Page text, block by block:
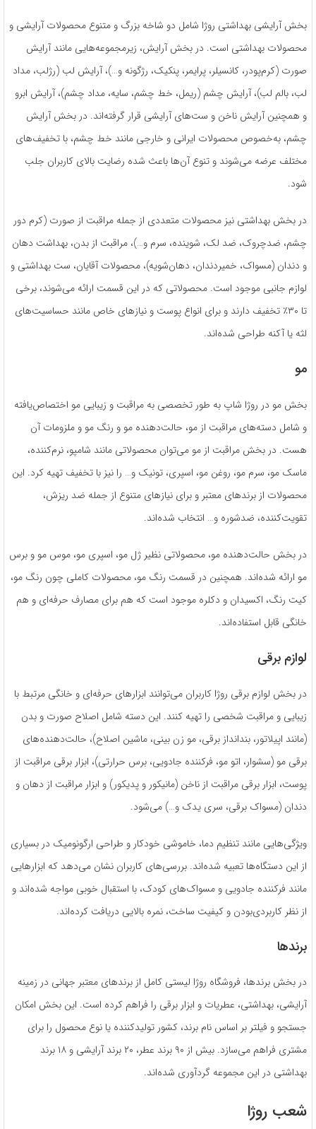
بخش آرایشی بهداشتی روژا شامل دو شاخه بزرگ و متنوع محصولات آرایشی و
محصولات بهداشتی است. در بخش آرایش، زیرمجموعه‌هایی مانند آرایش
صورت (کرم‌پودر، کانسیلر، پرایمر، پنکیک، رژگونه و…)، آرایش لب (رژلب، مداد
لب، بالم لب)، آرایش چشم (ریمل، خط چشم، سایه، مداد چشم)، آرایش ابرو
و همچنین آرایش ناخن و ست‌های آرایشی قرار گرفته‌اند. در بخش آرایش
چشم، به‌خصوص محصولات ایرانی و خارجی مانند خط چشم، با تخفیف‌های
مختلف عرضه می‌شوند و تنوع آن‌ها باعث شده رضایت بالای کاربران جلب
شود.
در بخش بهداشتی نیز محصولات متعددی از جمله مراقبت از صورت (کرم دور
چشم، ضدچروک، ضد لک، شوینده، سرم و…)، مراقبت از بدن، بهداشت دهان
و دندان (مسواک، خمیردندان، دهان‌شویه)، محصولات آقایان، ست بهداشتی و
لوازم جانبی موجود است. محصولاتی که در این قسمت ارائه می‌شوند، برخی
تا ۳۰٪ تخفیف دارند و برای انواع پوست و نیازهای خاص مانند حساسیت‌های
لثه یا آکنه طراحی شده‌اند.
مو
بخش مو در روژا شاپ به طور تخصصی به مراقبت و زیبایی مو اختصاص‌یافته
و شامل دسته‌های مراقبت از مو، حالت‌دهنده مو و رنگ مو و ملزومات آن
هست. در بخش مراقبت از مو می‌توان محصولاتی مانند شامپو، نرم‌کننده،
ماسک مو، سرم مو، روغن مو، اسپری، تونیک و… را نیز با تخفیف تهیه کرد. این
محصولات از برندهای معتبر و برای نیازهای متنوع از جمله ضد ریزش،
تقویت‌کننده، ضدشوره و… انتخاب شده‌اند.
در بخش حالت‌دهنده مو، محصولاتی نظیر ژل مو، اسپری مو، موس مو و برس
مو ارائه شده‌اند. همچنین در قسمت رنگ مو، محصولات کاملی چون رنگ مو،
کیت رنگ، اکسیدان و دکلره موجود است که هم برای مصارف حرفه‌ای و هم
خانگی قابل استفاده‌اند.
لوازم برقی
در بخش لوازم برقی روژا کاربران می‌توانند ابزارهای حرفه‌ای و خانگی مرتبط با
زیبایی و مراقبت شخصی را تهیه کنند. این دسته شامل اصلاح صورت و بدن
(مانند اپیلاتور، بندانداز برقی، مو زن بینی، ماشین اصلاح)، حالت‌دهنده‌های
برقی مو (سشوار، اتو مو، فرکننده جادویی، برس حرارتی)، ابزار برقی مراقبت از
پوست، ابزار برقی مراقبت از ناخن (مانیکور و پدیکور) و ابزار مراقبت از دهان و
دندان (مسواک برقی، سری یدک و…) می‌شود.
ویژگی‌هایی مانند تنظیم دما، خاموشی خودکار و طراحی ارگونومیک در بسیاری
از این دستگاه‌ها تعبیه شده‌اند. بررسی‌های کاربران نشان می‌دهد که ابزارهایی
مانند فرکننده جادویی و مسواک‌های کودک، با استقبال خوبی مواجه شده‌اند و
از نظر کاربردی‌بودن و کیفیت ساخت، نمره بالایی دریافت کرده‌اند.
برندها
در بخش برندها، فروشگاه روژا لیستی کامل از برندهای معتبر جهانی در زمینه
آرایشی، بهداشتی، عطریات و ابزار برقی را فراهم کرده است. این بخش امکان
جستجو و فیلتر بر اساس نام برند، کشور تولیدکننده یا نوع محصول را برای
مشتری فراهم می‌سازد. بیش از ۹۰ برند عطر، ۲۰ برند آرایشی و ۱۸ برند
بهداشتی در این مجموعه گردآوری شده‌اند.
شعب روژا